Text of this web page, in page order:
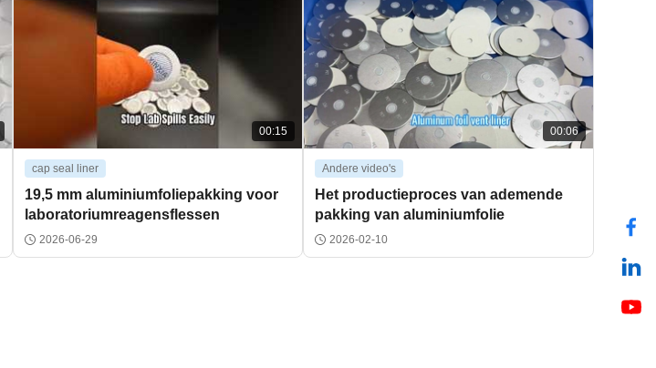
00:15
cap seal liner
19,5 mm aluminiumfoliepakking voor
laboratoriumreagensflessen
2026-06-29
00:06
Andere video's
Het productieproces van ademende
pakking van aluminiumfolie
2026-02-10